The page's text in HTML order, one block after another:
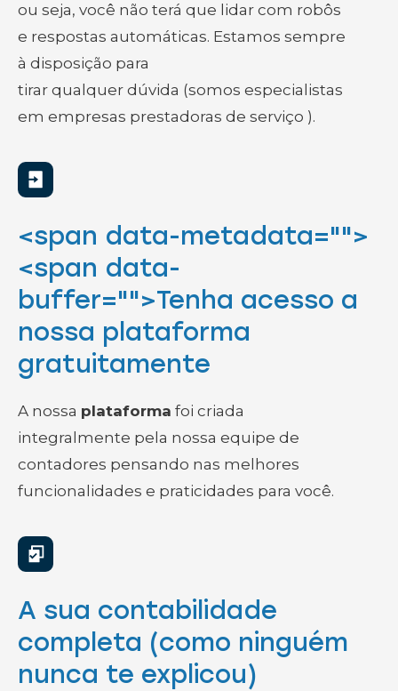
ou seja, você não terá que lidar com robôs
e respostas automáticas. Estamos sempre
à disposição para
tirar qualquer dúvida (somos especialistas
em empresas prestadoras de serviço ).
<span data-metadata="">
<span data-
buffer="">Tenha acesso a
nossa plataforma
gratuitamente
A nossa plataforma foi criada
integralmente pela nossa equipe de
contadores pensando nas melhores
funcionalidades e praticidades para você.
A sua contabilidade
completa (como ninguém
nunca te explicou)